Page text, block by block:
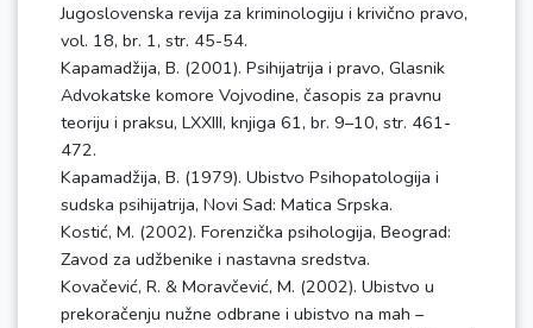
Jugoslovenska revija za kriminologiju i krivično pravo,
vol. 18, br. 1, str. 45-54.
Kapamadžija, B. (2001). Psihijatrija i pravo, Glasnik
Advokatske komore Vojvodine, časopis za pravnu
teoriju i praksu, LXXIII, knjiga 61, br. 9–10, str. 461-
472.
Kapamadžija, B. (1979). Ubistvo Psihopatologija i
sudska psihijatrija, Novi Sad: Matica Srpska.
Kostić, M. (2002). Forenzička psihologija, Beograd:
Zavod za udžbenike i nastavna sredstva.
Kovačević, R. & Moravčević, M. (2002). Ubistvo u
prekoračenju nužne odbrane i ubistvo na mah –